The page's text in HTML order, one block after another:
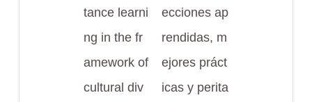
tance learni
ng in the fr
amework of
cultural div
ecciones ap
rendidas, m
ejores práct
icas y perita